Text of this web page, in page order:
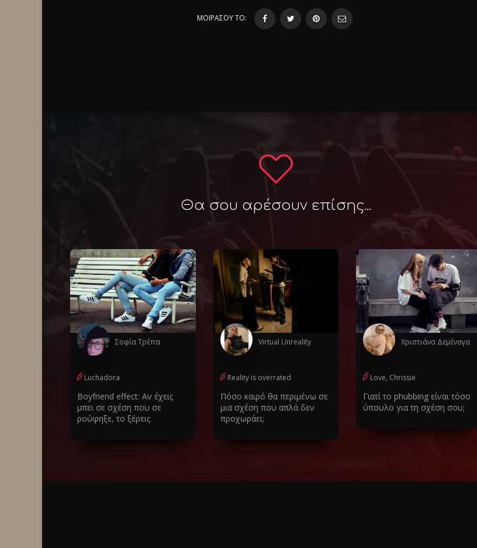
ΜΟΙΡΑΣΟΥ ΤΟ:
Θα σου αρέσουν επίσης...
Σοφία Τρέπα
Luchadora
Boyfriend effect: Αν έχεις
μπει σε σχέση που σε
ρούφηξε, το ξέρεις
Virtual Unreality
Reality is overrated
Πόσο καιρό θα περιμένω σε
μια σχέση που απλά δεν
προχωράει;
Χριστιάνα Δεμέναγα
Love, Chrissie
Γιατί το phubbing είναι τόσο
ύπουλο για τη σχέση σου;